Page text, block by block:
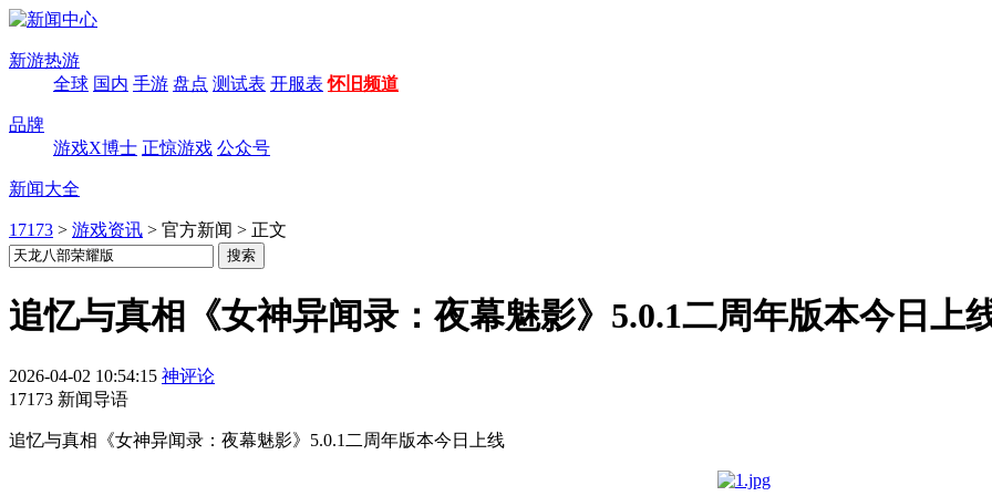
新游热游
全球 国内 手游 盘点 测试表 开服表 怀旧频道
品牌
游戏X博士 正惊游戏 公众号
新闻大全
17173 > 游戏资讯 > 官方新闻 > 正文
追忆与真相《女神异闻录：夜幕魅影》5.0.1二周年版本今日上
2026-04-02 10:54:15 神评论
17173 新闻导语
追忆与真相《女神异闻录：夜幕魅影》5.0.1二周年版本今日上线